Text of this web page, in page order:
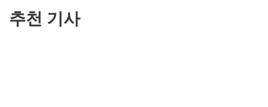
추천 기사